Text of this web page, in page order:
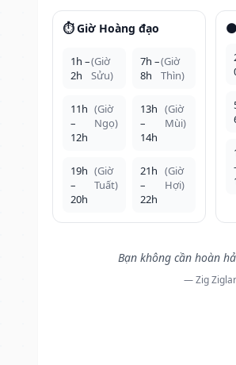
⏱️ Giờ Hoàng đạo
1h –
2h
(Giờ
Sửu)
7h –
8h
(Giờ
Thìn)
11h
–
12h
(Giờ
Ngọ)
13h
–
14h
(Giờ
Mùi)
19h
–
20h
(Giờ
Tuất)
21h
–
22h
(Giờ
Hợi)
Bạn không cần hoàn
— Zig Ziglar